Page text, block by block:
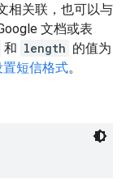
相关联，也可以与
文档或表
和 length 的值为
置短信格式。